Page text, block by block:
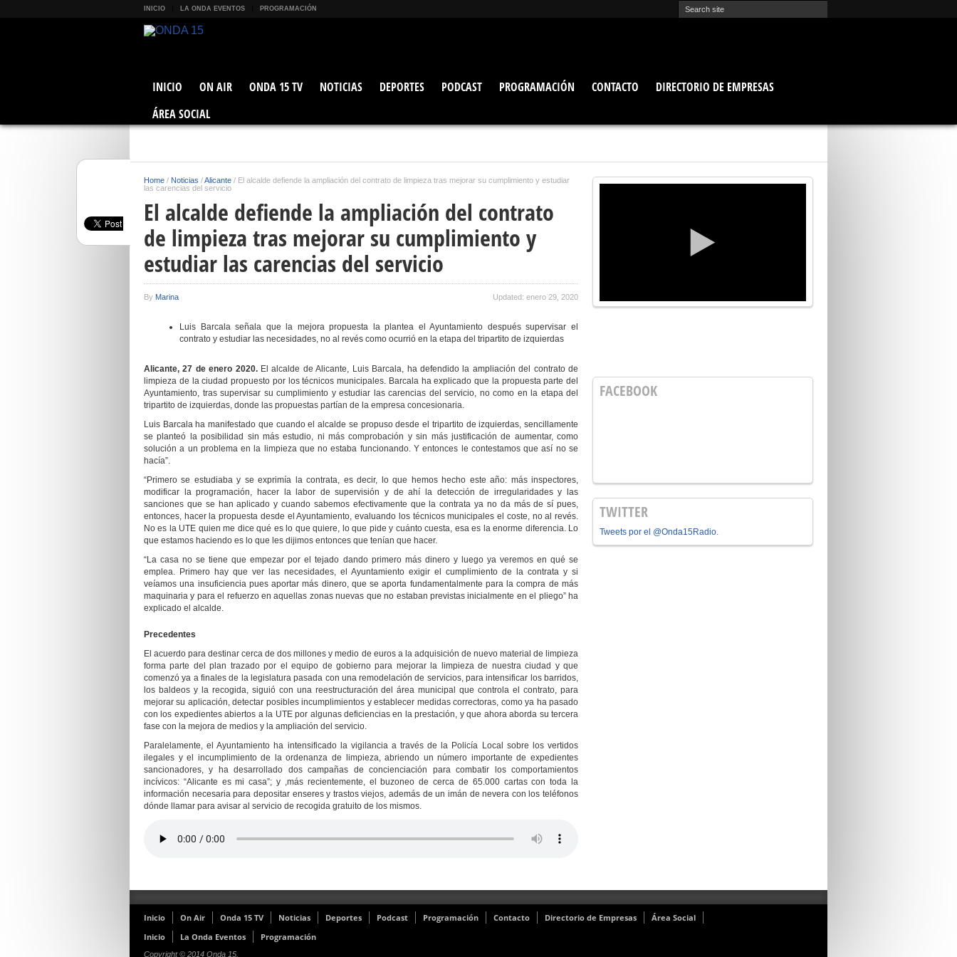
INICIO LA ONDA EVENTOS PROGRAMACIÓN
INICIO ON AIR ONDA 15 TV NOTICIAS DEPORTES PODCAST PROGRAMACIÓN CONTACTO
DIRECTORIO DE EMPRESAS
ÁREA SOCIAL
Home / Noticias /Alicante / El alcalde defiende la ampliación del contrato de limpieza tras mejorar su cumplimiento y estudiar
las carencias del servicio
El alcalde defiende la ampliación del contrato
de limpieza tras mejorar su cumplimiento y
estudiar las carencias del servicio
By Marina Updated: enero 29, 2020
Luis Barcala señala que la mejora propuesta la plantea el Ayuntamiento después supervisar el
contrato y estudiar las necesidades, no al revés como ocurrió en la etapa del tripartito de izquierdas
Alicante, 27 de enero 2020. El alcalde de Alicante, Luis Barcala, ha defendido la ampliación del contrato de
limpieza de la ciudad propuesto por los técnicos municipales. Barcala ha explicado que la propuesta parte del
Ayuntamiento, tras supervisar su cumplimiento y estudiar las carencias del servicio, no como en la etapa del
tripartito de izquierdas, donde las propuestas partían de la empresa concesionaria.
Luis Barcala ha manifestado que cuando el alcalde se propuso desde el tripartito de izquierdas, sencillamente
se planteó la posibilidad sin más estudio, ni más comprobación y sin más justificación de aumentar, como
solución a un problema en la limpieza que no estaba funcionando. Y entonces le contestamos que así no se
hacía”.
“Primero se estudiaba y se exprimía la contrata, es decir, lo que hemos hecho este año: más inspectores,
modificar la programación, hacer la labor de supervisión y de ahí la detección de irregularidades y las
sanciones que se han aplicado y cuando sabemos efectivamente que la contrata ya no da más de sí pues,
entonces, hacer la propuesta desde el Ayuntamiento, evaluando los técnicos municipales el coste, no al revés.
No es la UTE quien me dice qué es lo que quiere, lo que pide y cuánto cuesta, esa es la enorme diferencia. Lo
que estamos haciendo es lo que les dijimos entonces que tenían que hacer.
“La casa no se tiene que empezar por el tejado dando primero más dinero y luego ya veremos en qué se
emplea. Primero hay que ver las necesidades, el Ayuntamiento exigir el cumplimiento de la contrata y si
veíamos una insuficiencia pues aportar más dinero, que se aporta fundamentalmente para la compra de más
maquinaria y para el refuerzo en aquellas zonas nuevas que no estaban previstas inicialmente en el pliego” ha
explicado el alcalde.
Precedentes
El acuerdo para destinar cerca de dos millones y medio de euros a la adquisición de nuevo material de limpieza
forma parte del plan trazado por el equipo de gobierno para mejorar la limpieza de nuestra ciudad y que
comenzó ya a finales de la legislatura pasada con una remodelación de servicios, para intensificar los barridos,
los baldeos y la recogida, siguió con una reestructuración del área municipal que controla el contrato, para
mejorar su aplicación, detectar posibles incumplimientos y establecer medidas correctoras, como ya ha pasado
con los expedientes abiertos a la UTE por algunas deficiencias en la prestación, y que ahora aborda su tercera
fase con la mejora de medios y la ampliación del servicio.
Paralelamente, el Ayuntamiento ha intensificado la vigilancia a través de la Policía Local sobre los vertidos
ilegales y el incumplimiento de la ordenanza de limpieza, abriendo un número importante de expedientes
sancionadores, y ha desarrollado dos campañas de concienciación para combatir los comportamientos
incívicos: “Alicante esmi casa”; y ,más recientemente, el buzoneo de cerca de 65.000 cartas con toda la
información necesaria para depositar enseres y trastos viejos, además de un imán de nevera con los teléfonos
dónde llamar para avisar al servicio de recogida gratuito de los mismos.
FACEBOOK
TWITTER
Tweets por el @Onda15Radio.
Inicio On Air Onda 15 TV Noticias Deportes Podcast Programación Contacto Directorio de Empresas
Área Social
Inicio
La Onda Eventos Programación
Copyright © 2014 Onda 15.